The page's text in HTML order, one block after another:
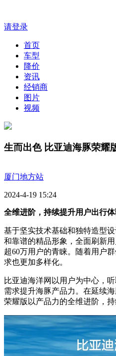
请登录
首页
车型
降价
资讯
经销商
图片
视频
生而出色 比亚迪海豚荣耀
厦门地方站
2024-4-19 15:24
全维进阶，持续提升用户出行
基于坚实技术基础和独特造型
和靠谱的精品形象，全面刷新
超60万用户的青睐。随着用户
求也更加多样化。
比亚迪海洋网以用户为中心，
需求提升海豚产品力。在延续
荣耀版以产品力的全维进阶，持